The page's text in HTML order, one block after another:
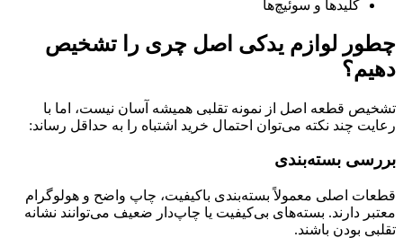
کلیدها و سوئیچ‌ها
چطور لوازم یدکی اصل چری را تشخیص
دهیم؟
تشخیص قطعه اصل از نمونه تقلبی همیشه آسان نیست، اما با
رعایت چند نکته می‌توان احتمال خرید اشتباه را به حداقل رساند:
بررسی بسته‌بندی
قطعات اصلی معمولاً بسته‌بندی باکیفیت، چاپ واضح و هولوگرام
معتبر دارند. بسته‌های بی‌کیفیت یا چاپ‌دار ضعیف می‌توانند نشانه
تقلبی بودن باشند.